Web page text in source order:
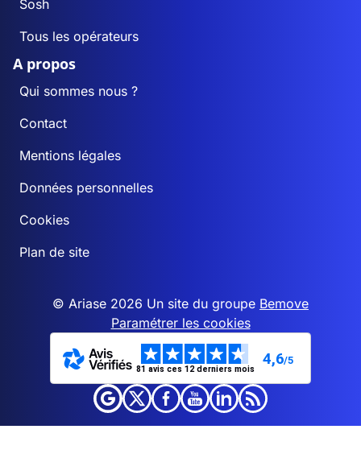
Sosh
Tous les opérateurs
A propos
Qui sommes nous ?
Contact
Mentions légales
Données personnelles
Cookies
Plan de site
© Ariase 2026 Un site du groupe Bemove
Paramétrer les cookies
81 avis ces 12 derniers mois
4,6/5